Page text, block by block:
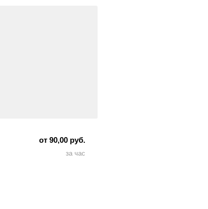
от 90,00 руб.
за час